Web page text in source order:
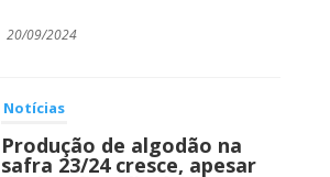
20/09/2024
Notícias
Produção de algodão na
safra 23/24 cresce, apesar